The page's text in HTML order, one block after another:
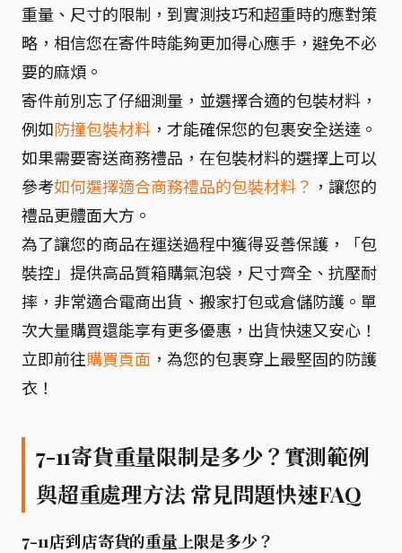
重量、尺寸的限制，到實測技巧和超重時的應對策
略，相信您在寄件時能夠更加得心應手，避免不必
要的麻煩。
寄件前別忘了仔細測量，並選擇合適的包裝材料，
例如防撞包裝材料 ，才能確保您的包裹安全送達。
如果需要寄送商務禮品，在包裝材料的選擇上可以
參考如何選擇適合商務禮品的包裝材料？ ，讓您的
禮品更體面大方。
為了讓您的商品在運送過程中獲得妥善保護，「包
裝控」提供高品質箱購氣泡袋，尺寸齊全、抗壓耐
摔，非常適合電商出貨、搬家打包或倉儲防護。單
次大量購買還能享有更多優惠，出貨快速又安心！
立即前往購買頁面 ，為您的包裹穿上最堅固的防護
衣！
7-11寄貨重量限制是多少？實測範例
與超重處理方法 常見問題快速FAQ
7-11店到店寄貨的重量上限是多少？